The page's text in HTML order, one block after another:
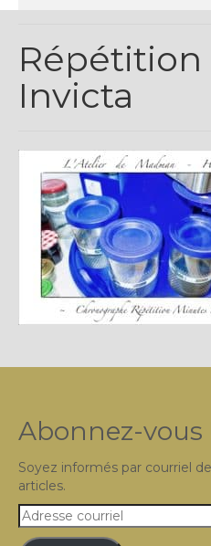
Contact
Espace Clients
Plus…
Sur l’Établi 2011 –
Marques Suisses
Grands Horlogers
Abraham-Louis
Outillage
Invicta
Abonnez-vous
Soyez informés par courriel
articles.
Adresse
courriel